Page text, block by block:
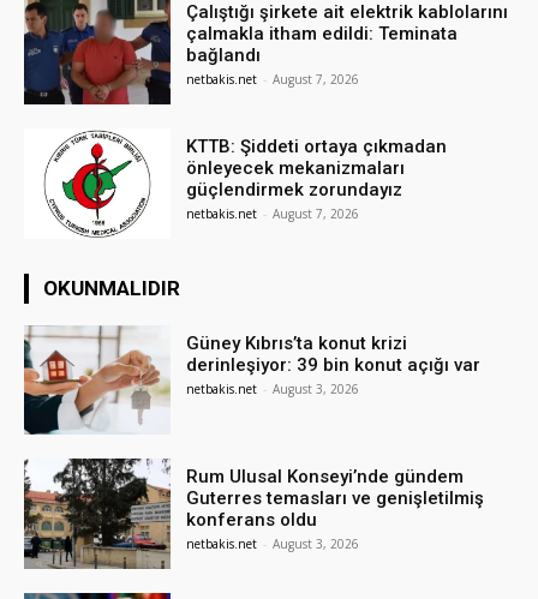
Çalıştığı şirkete ait elektrik kablolarını
çalmakla itham edildi: Teminata
bağlandı
netbakis.net - August 7, 2026
KTTB: Şiddeti ortaya çıkmadan
önleyecek mekanizmaları
güçlendirmek zorundayız
netbakis.net - August 7, 2026
OKUNMALIDIR
Güney Kıbrıs’ta konut krizi
derinleşiyor: 39 bin konut açığı var
netbakis.net - August 3, 2026
Rum Ulusal Konseyi’nde gündem
Guterres temasları ve genişletilmiş
konferans oldu
netbakis.net - August 3, 2026